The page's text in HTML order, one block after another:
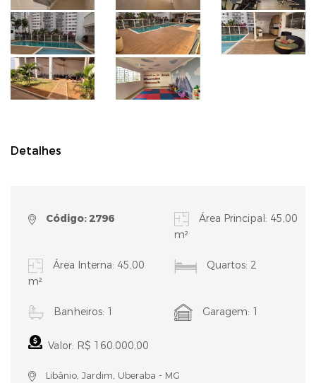
Detalhes
Código: 2796
Área Principal: 45,00
m²
Área Interna: 45,00
m²
Quartos: 2
Banheiros: 1 Garagem: 1
Valor: R$ 160.000,00
Libânio, Jardim, Uberaba - MG